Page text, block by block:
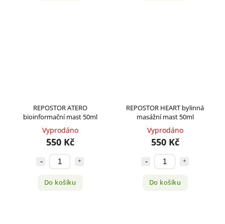
REPOSTOR ATERO
bioinformační mast 50ml
Vyprodáno
550 Kč
Do košíku
REPOSTOR HEART bylinná
masážní mast 50ml
Vyprodáno
550 Kč
Do košíku